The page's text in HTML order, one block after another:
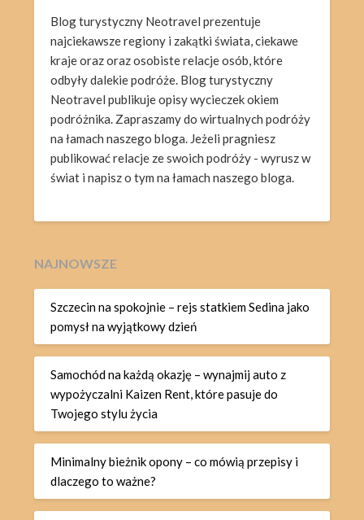
Blog turystyczny Neotravel prezentuje
najciekawsze regiony i zakątki świata, ciekawe
kraje oraz oraz osobiste relacje osób, które
odbyły dalekie podróże. Blog turystyczny
Neotravel publikuje opisy wycieczek okiem
podróżnika. Zapraszamy do wirtualnych podróży
na łamach naszego bloga. Jeżeli pragniesz
publikować relacje ze swoich podróży - wyrusz w
świat i napisz o tym na łamach naszego bloga.
NAJNOWSZE
Szczecin na spokojnie – rejs statkiem Sedina jako
pomysł na wyjątkowy dzień
Samochód na każdą okazję – wynajmij auto z
wypożyczalni Kaizen Rent, które pasuje do
Twojego stylu życia
Minimalny bieżnik opony – co mówią przepisy i
dlaczego to ważne?